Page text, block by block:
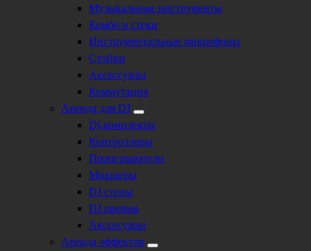
Музыкальные инструменты
Комбо и стеки
Инструментальные микрофоны
Стойки
Аксессуары
Коммутация
Аренда для DJ
Dj-комплекты
Контроллеры
Проигрыватели
Микшеры
DJ столы
DJ ширмы
Акссесуары
Аренда эффектов